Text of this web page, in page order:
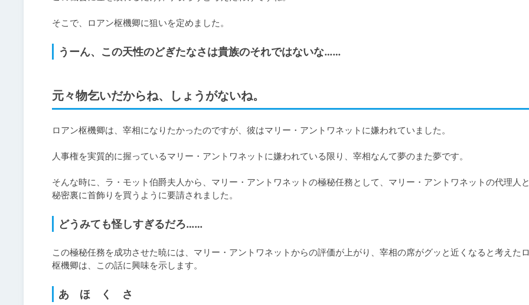
そこで、ロアン枢機卿に狙いを定めました。
うーん、この天性のどぎたなさは貴族のそれではないな……
元々物乞いだからね、しょうがないね。
ロアン枢機卿は、宰相になりたかったのですが、彼はマリー・アントワネットに嫌われていました。
人事権を実質的に握っているマリー・アントワネットに嫌われている限り、宰相なんて夢のまた夢です。
そんな時に、ラ・モット伯爵夫人から、マリー・アントワネットの極秘任務として、マリー・アントワネットの代理人
どうみても怪しすぎるだろ……
この極秘任務を成功させた暁には、マリー・アントワネットからの評価が上がり、宰相の席がグッと近くなると考えた
枢機卿は、この話に興味を示します。
あ ほ く さ